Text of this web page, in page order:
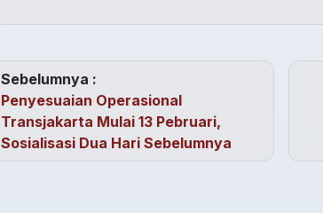
Sebelumnya :
Penyesuaian Operasional
Transjakarta Mulai 13 Pebruari,
Sosialisasi Dua Hari Sebelumnya